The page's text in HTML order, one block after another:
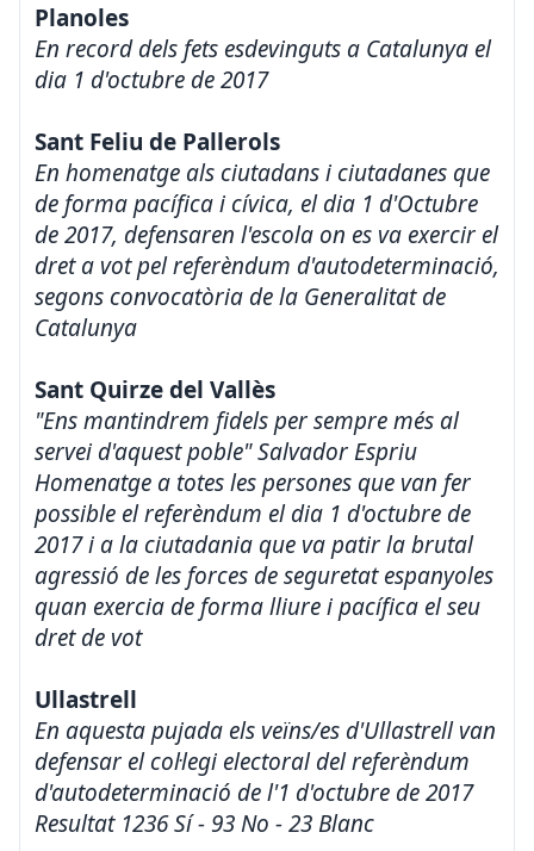
Planoles
En record dels fets esdevinguts a Catalunya el
dia 1 d'octubre de 2017
Sant Feliu de Pallerols
En homenatge als ciutadans i ciutadanes que
de forma pacífica i cívica, el dia 1 d'Octubre
de 2017, defensaren l'escola on es va exercir el
dret a vot pel referèndum d'autodeterminació,
segons convocatòria de la Generalitat de
Catalunya
Sant Quirze del Vallès
"Ens mantindrem fidels per sempre més al
servei d'aquest poble" Salvador Espriu
Homenatge a totes les persones que van fer
possible el referèndum el dia 1 d'octubre de
2017 i a la ciutadania que va patir la brutal
agressió de les forces de seguretat espanyoles
quan exercia de forma lliure i pacífica el seu
dret de vot
Ullastrell
En aquesta pujada els veïns/es d'Ullastrell van
defensar el col·legi electoral del referèndum
d'autodeterminació de l'1 d'octubre de 2017
Resultat 1236 Sí - 93 No - 23 Blanc